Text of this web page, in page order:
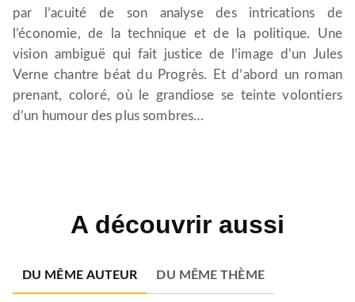
par l’acuité de son analyse des intrications de
l’économie, de la technique et de la politique. Une
vision ambiguë qui fait justice de l’image d’un Jules
Verne chantre béat du Progrès. Et d’abord un roman
prenant, coloré, où le grandiose se teinte volontiers
d’un humour des plus sombres…
A découvrir aussi
DU MÊME AUTEUR DU MÊME THÈME